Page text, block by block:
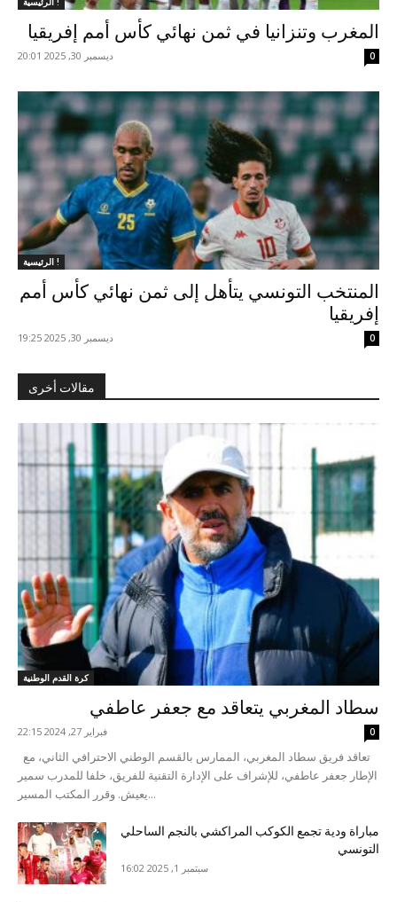
المغرب وتنزانيا في ثمن نهائي كأس أمم إفريقيا
ديسمبر 30, 2025 20:01 0
الرئيسية !
المنتخب التونسي يتأهل إلى ثمن نهائي كأس أمم
إفريقيا
ديسمبر 30, 2025 19:25 0
مقالات أخرى
كرة القدم الوطنية
سطاد المغربي يتعاقد مع جعفر عاطفي
فبراير 27, 2024 22:15 0
الإطار جعفر عاطفي، للإشراف على الإدارة التقنية للفريق، خلفا للمدرب سمير
يعيش. وقرر المكتب المسير...
مباراة ودية تجمع الكوكب المراكشي بالنجم الساحلي
التونسي
سبتمبر 1, 2025 16:02